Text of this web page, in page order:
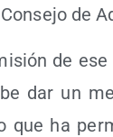
de
de
dar un
que ha